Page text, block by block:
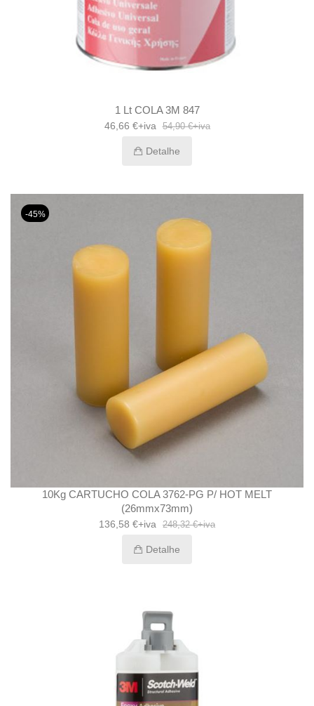
1 Lt COLA 3M 847
46,66 €+iva 54,90 €+iva
Detalhe
-45%
10Kg CARTUCHO COLA 3762-PG P/ HOT MELT
(26mmx73mm)
136,58 €+iva 248,32 €+iva
Detalhe